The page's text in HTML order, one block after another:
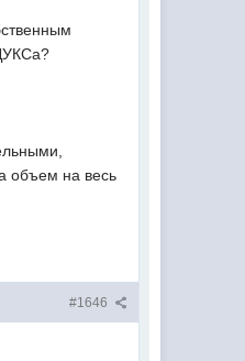
объем на весь
#1646